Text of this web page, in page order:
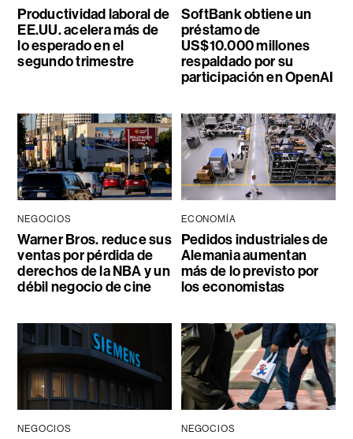
Productividad laboral de
EE.UU. acelera más de
lo esperado en el
segundo trimestre
SoftBank obtiene un
préstamo de
US$10.000 millones
respaldado por su
participación en OpenAI
NEGOCIOS
Warner Bros. reduce sus
ventas por pérdida de
derechos de la NBA y un
débil negocio de cine
ECONOMÍA
Pedidos industriales de
Alemania aumentan
más de lo previsto por
los economistas
NEGOCIOS NEGOCIOS